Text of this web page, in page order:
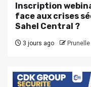
Inscription
face aux crises
Sahel Central ?
3 jours ago Prunelle